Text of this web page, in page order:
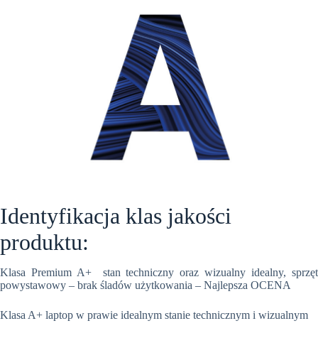
Identyfikacja klas jakości
produktu:
Klasa Premium A+ stan techniczny oraz wizualny idealny, sprzęt
powystawowy – brak śladów użytkowania – Najlepsza OCENA
Klasa A+ laptop w prawie idealnym stanie technicznym i wizualnym